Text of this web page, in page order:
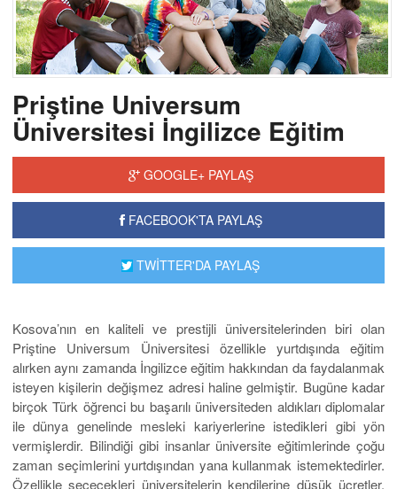
Priştine Universum
Üniversitesi İngilizce Eğitim
GOOGLE+ PAYLAŞ
FACEBOOK'TA PAYLAŞ
TWİTTER'DA PAYLAŞ
Kosova’nın en kaliteli ve prestijli üniversitelerinden biri olan
Priştine Universum Üniversitesi özellikle yurtdışında eğitim
alırken aynı zamanda İngilizce eğitim hakkından da faydalanmak
isteyen kişilerin değişmez adresi haline gelmiştir. Bugüne kadar
birçok Türk öğrenci bu başarılı üniversiteden aldıkları diplomalar
ile dünya genelinde mesleki kariyerlerine istedikleri gibi yön
vermişlerdir. Bilindiği gibi insanlar üniversite eğitimlerinde çoğu
zaman seçimlerini yurtdışından yana kullanmak istemektedirler.
Özellikle seçecekleri üniversitelerin kendilerine düşük ücretler,